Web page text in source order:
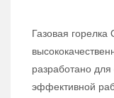
Газовая
разработано
эффективной